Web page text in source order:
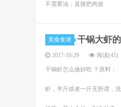
不需要油，直接把肉放
美食食谱 干锅大虾
2017-10-29 阅读(45)
干锅虾怎么做好吃 ？原料：
虾，半斤或者一斤无所谓，